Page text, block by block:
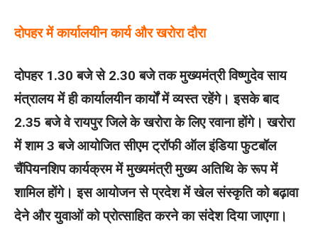
दोपहर में कार्यालयीन कार्य और खरोरा दौरा
दोपहर 1.30 बजे से 2.30 बजे तक मुख्यमंत्री विष्णुदेव साय
मंत्रालय में ही कार्यालयीन कार्यों में व्यस्त रहेंगे। इसके बाद
2.35 बजे वे रायपुर जिले के खरोरा के लिए रवाना होंगे। खरोरा
में शाम 3 बजे आयोजित सीएम ट्रॉफी ऑल इंडिया फुटबॉल
चैंपियनशिप कार्यक्रम में मुख्यमंत्री मुख्य अतिथि के रूप में
शामिल होंगे। इस आयोजन से प्रदेश में खेल संस्कृति को बढ़ावा
देने और युवाओं को प्रोत्साहित करने का संदेश दिया जाएगा।